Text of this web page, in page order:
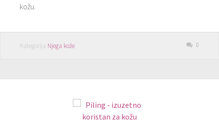
kožu.
Kategorija Njega kože 0